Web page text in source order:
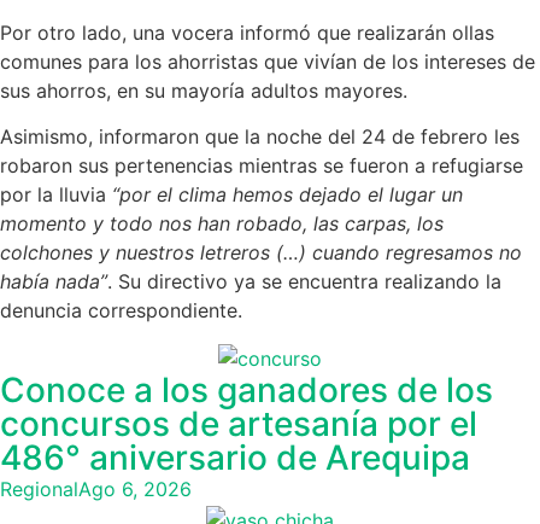
Por otro lado, una vocera informó que realizarán ollas
comunes para los ahorristas que vivían de los intereses de
sus ahorros, en su mayoría adultos mayores.
Asimismo, informaron que la noche del 24 de febrero les
robaron sus pertenencias mientras se fueron a refugiarse
por la lluvia “por el clima hemos dejado el lugar un
momento y todo nos han robado, las carpas, los
colchones y nuestros letreros (…) cuando regresamos no
había nada”. Su directivo ya se encuentra realizando la
denuncia correspondiente.
Conoce a los ganadores de los
concursos de artesanía por el
486° aniversario de Arequipa
RegionalAgo 6, 2026